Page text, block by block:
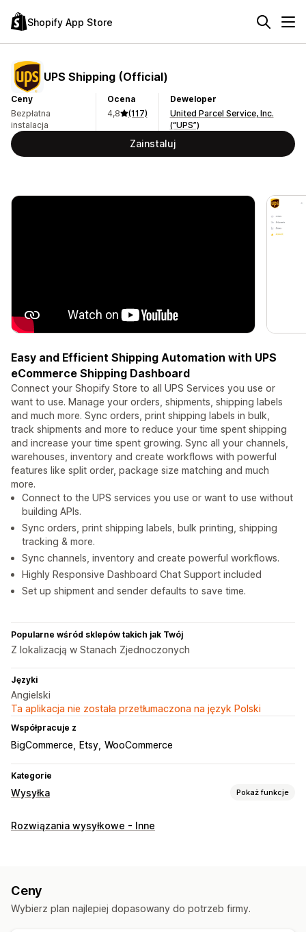
Shopify App Store
UPS Shipping (Official)
Ceny
Bezpłatna
instalacja
Ocena
4,8
(117)
Deweloper
United Parcel Service, Inc.
(“UPS”)
Zainstaluj
Easy and Efficient Shipping Automation with UPS
eCommerce Shipping Dashboard
Connect your Shopify Store to all UPS Services you use or
want to use. Manage your orders, shipments, shipping labels
and much more. Sync orders, print shipping labels in bulk,
track shipments and more to reduce your time spent shipping
and increase your time spent growing. Sync all your channels,
warehouses, inventory and create workflows with powerful
features like split order, package size matching and much
more.
Connect to the UPS services you use or want to use without
building APIs.
Sync orders, print shipping labels, bulk printing, shipping
tracking & more.
Sync channels, inventory and create powerful workflows.
Highly Responsive Dashboard Chat Support included
Set up shipment and sender defaults to save time.
Popularne wśród sklepów takich jak Twój
Z lokalizacją w Stanach Zjednoczonych
Języki
Angielski
Ta aplikacja nie została przetłumaczona na język Polski
Współpracuje z
BigCommerce Etsy WooCommerce
Kategorie
Wysyłka Pokaż funkcje
Etykiety i opakowanie
Zarządzanie przesyłkami
Rozwiązania wysyłkowe - Inne
Ceny
Wybierz plan najlepiej dopasowany do potrzeb firmy.